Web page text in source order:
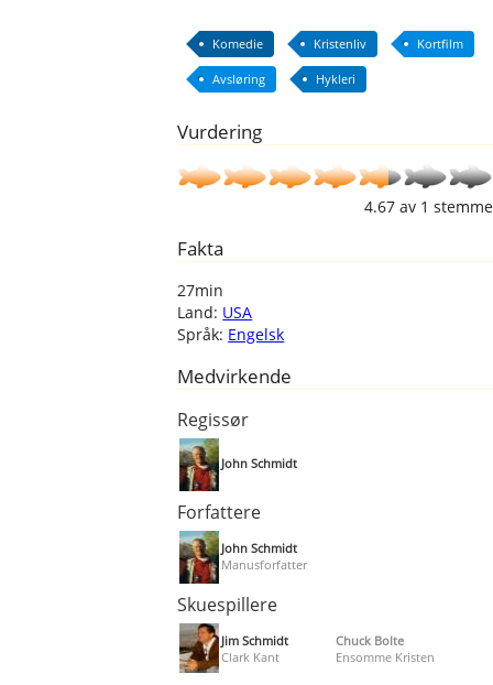
Komedie Kristenliv Kortfilm
Avsløring Hykleri
Vurdering
4.67av 1 stemme
Fakta
27min
Land: USA
Språk: Engelsk
Medvirkende
Regissør
John Schmidt
Forfattere
John Schmidt
Manusforfatter
Skuespillere
Jim Schmidt
Clark Kant
Chuck Bolte
Ensomme Kristen